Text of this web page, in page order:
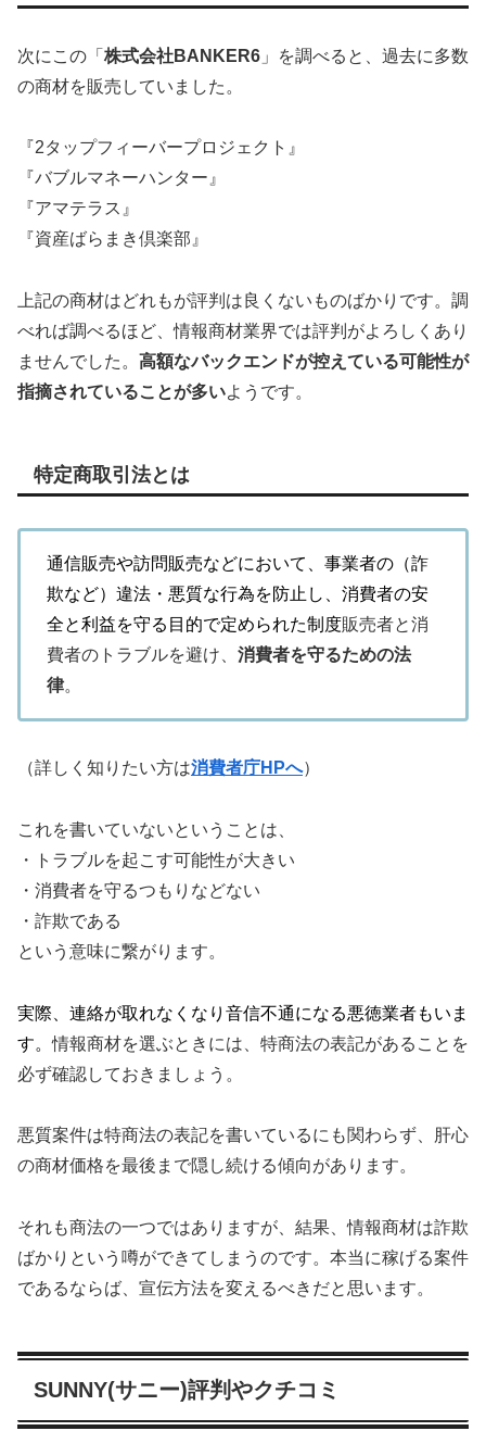
次にこの「 株式会社BANKER6 」を調べると、過去に多数
の商材を販売していました。
『2タップフィーバープロジェクト』
『バブルマネーハンター』
『アマテラス』
『資産ばらまき倶楽部』
上記の商材はどれもが評判は良くないものばかりです。調
べれば調べるほど、情報商材業界では評判がよろしくあり
ませんでした。 高額なバックエンドが控えている可能性が
指摘されていることが多いようです。
特定商取引法とは
通信販売や訪問販売などにおいて、事業者の（詐
欺など）違法・悪質な行為を防止し、消費者の安
全と利益を守る目的で定められた制度販売者と消
費者のトラブルを避け、 消費者を守るための法
律。
（詳しく知りたい方は消費者庁HPへ）
これを書いていないということは、
・トラブルを起こす可能性が大きい
・消費者を守るつもりなどない
・詐欺である
という意味に繋がります。
実際、連絡が取れなくなり音信不通になる悪徳業者もいま
す。情報商材を選ぶときには、特商法の表記があることを
必ず確認しておきましょう。
悪質案件は特商法の表記を書いているにも関わらず、肝心
の商材価格を最後まで隠し続ける傾向があります。
それも商法の一つではありますが、結果、情報商材は詐欺
ばかりという噂ができてしまうのです。本当に稼げる案件
であるならば、宣伝方法を変えるべきだと思います。
SUNNY(サニー)評判やクチコミ